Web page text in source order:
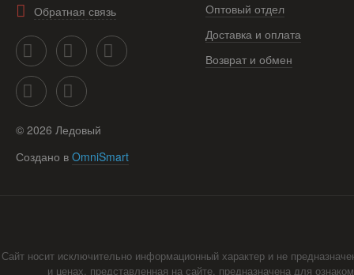
Обратная связь
© 2026 Ледовый
Создано в OmniSmart
Оптовый отдел
Доставка и оплата
Возврат и обмен
Сайт носит исключительно информационный характер и не
и ценах, представленная на сайте, предназначена для